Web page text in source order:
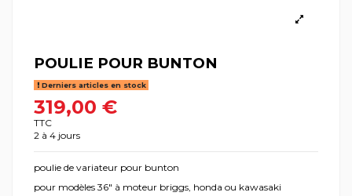
POULIE POUR BUNTON
Derniers articles en stock
319,00 €
TTC
2 à 4 jours
poulie de variateur pour bunton
pour modèles 36" à moteur briggs, honda ou kawasaki